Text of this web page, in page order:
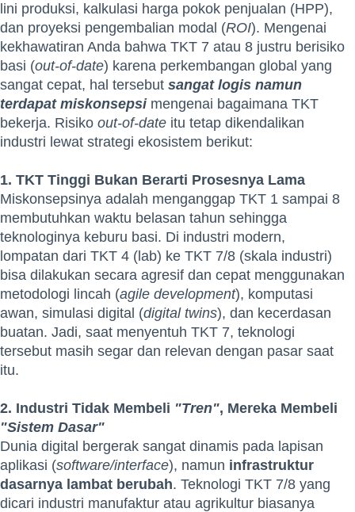
lini produksi, kalkulasi harga pokok penjualan (HPP),
dan proyeksi pengembalian modal (ROI). Mengenai
kekhawatiran Anda bahwa TKT 7 atau 8 justru berisiko
basi (out-of-date) karena perkembangan global yang
sangat cepat, hal tersebut sangat logis namun
terdapat miskonsepsimengenai bagaimana TKT
bekerja. Risiko out-of-date itu tetap dikendalikan
industri lewat strategi ekosistem berikut:
1. TKT Tinggi Bukan Berarti Prosesnya Lama
Miskonsepsinya adalah menganggap TKT 1 sampai 8
membutuhkan waktu belasan tahun sehingga
teknologinya keburu basi. Di industri modern,
lompatan dari TKT 4 (lab) ke TKT 7/8 (skala industri)
bisa dilakukan secara agresif dan cepat menggunakan
metodologi lincah (agile development), komputasi
awan, simulasi digital (digital twins), dan kecerdasan
buatan. Jadi, saat menyentuh TKT 7, teknologi
tersebut masih segar dan relevan dengan pasar saat
itu.
2. Industri Tidak Membeli "Tren", Mereka Membeli
"Sistem Dasar"
Dunia digital bergerak sangat dinamis pada lapisan
aplikasi (software/interface), namun infrastruktur
dasarnya lambat berubah. Teknologi TKT 7/8 yang
dicari industri manufaktur atau agrikultur biasanya